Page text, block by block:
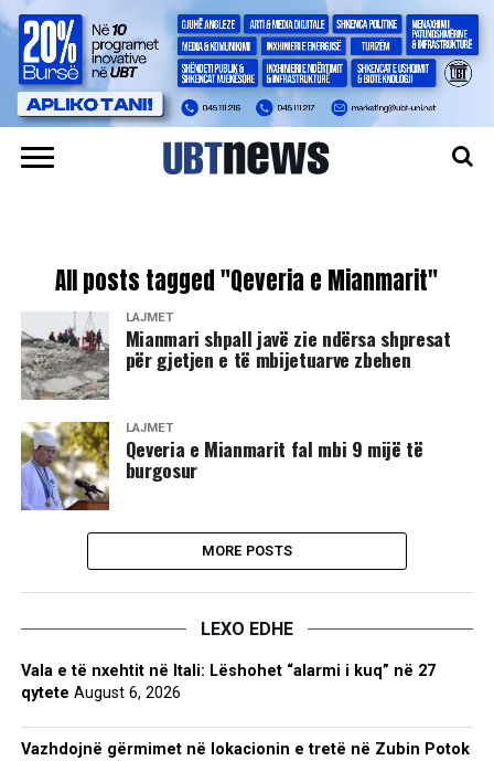
All posts tagged "Qeveria e Mianmarit"
LAJMET
Mianmari shpall javë zie ndërsa shpresat
për gjetjen e të mbijetuarve zbehen
LAJMET
Qeveria e Mianmarit fal mbi 9 mijë të
burgosur
MORE POSTS
LEXO EDHE
Vala e të nxehtit në Itali: Lëshohet “alarmi i kuq” në 27
qytete August 6, 2026
Vazhdojnë gërmimet në lokacionin e tretë në Zubin Potok